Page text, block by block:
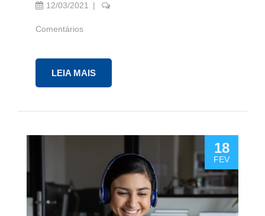
12/03/2021
Comentários
LEIA MAIS
18
FEV